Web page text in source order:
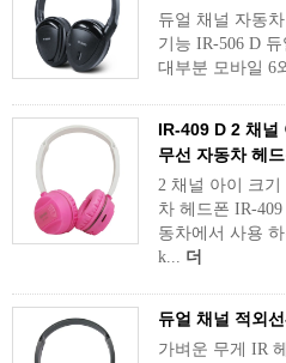
듀얼 채널 자동
기능 IR-506 D
대부분 모바일 6
IR-409 D 2 채널
무선 자동차 헤
2 채널 아이 크
차 헤드폰 IR-
동차에서 사용
k... 더
듀얼 채널 적외
가벼운 무게 IR